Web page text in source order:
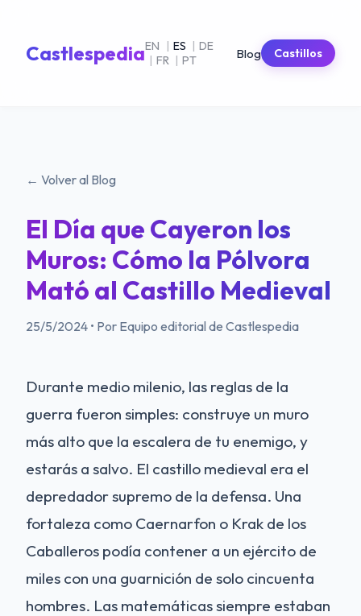
CastlespediaEN | ES | DE
| FR | PT Blog Castillos
← Volver al Blog
El Día que Cayeron los
Muros: Cómo la Pólvora
Mató al Castillo Medieval
25/5/2024 • Por Equipo editorial de Castlespedia
Durante medio milenio, las reglas de la
guerra fueron simples: construye un muro
más alto que la escalera de tu enemigo, y
estarás a salvo. El castillo medieval era el
depredador supremo de la defensa. Una
fortaleza como Caernarfon o Krak de los
Caballeros podía contener a un ejército de
miles con una guarnición de solo cincuenta
hombres. Las matemáticas siempre estaban